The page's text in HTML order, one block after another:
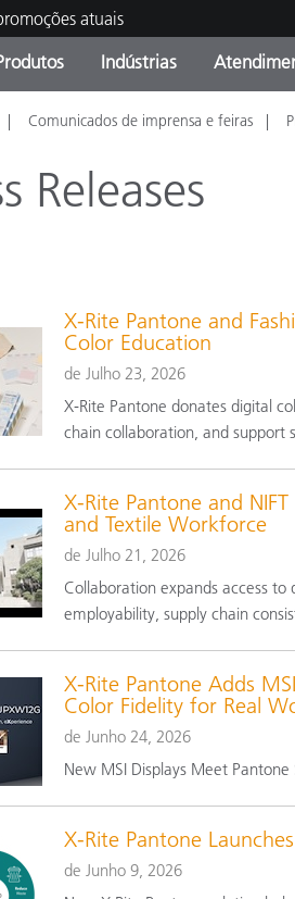
atuais
de Produtos
Indústrias
e Revestimentos
de Manutenção
Comunicados de imprensa e feiras
Releases
X-Rite Pantone and
Color Education
de Julho 23, 2026
X-Rite Pantone donates digital
chain collaboration, and support
X-Rite Pantone and
and Textile Workforce
de Julho 21, 2026
Collaboration expands access
employability, supply chain
X-Rite Pantone Adds
Color Fidelity for Real
de Junho 24, 2026
New MSI Displays Meet
X-Rite Pantone
de Junho 9, 2026